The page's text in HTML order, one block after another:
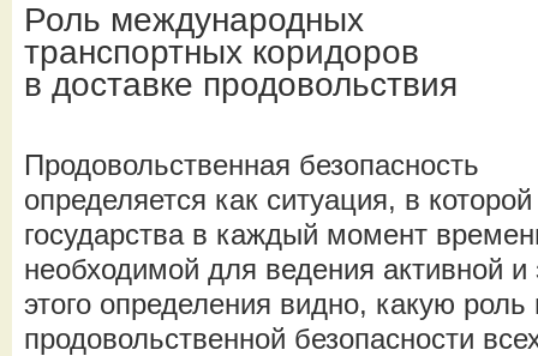
Роль международных
транспортных коридоров
в доставке продовольствия
Продовольственная безопасность
определяется как ситуация, в
государства в каждый момент
необходимой для ведения активной
этого определения видно, какую роль
продовольственной безопасности